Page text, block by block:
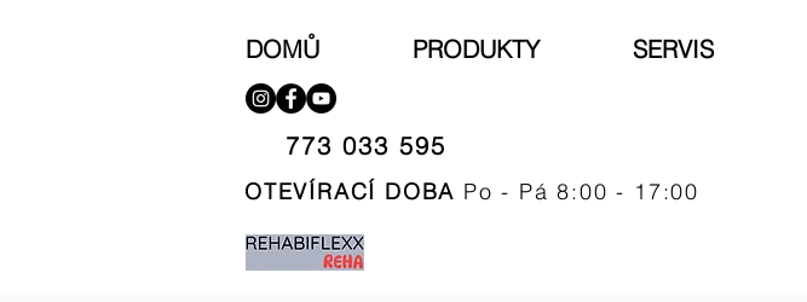
DOMŮ PRODUKTY SERVIS
773 033 595​
OTEVÍRACÍ DOBA Po - Pá 8:00 - 17:00